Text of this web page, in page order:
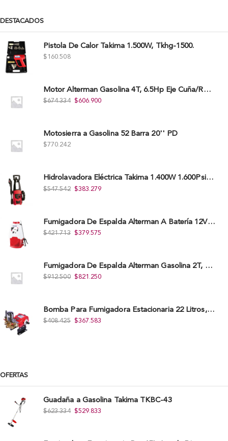
DESTACADOS
Pistola De Calor Takima 1.500W, Tkhg-1500.
$ 160.508
Motor Alterman Gasolina 4T, 6.5Hp Eje Cuña/Rosca 3/4", Xge65K.
$674.334 $606.900
Motosierra a Gasolina 52 Barra 20'' PD
$770.242
Hidrolavadora Eléctrica Takima 1.400W 1.600Psi, Tkepw-1600-A.
$547.542 $383.279
Fumigadora De Espalda Alterman A Baterí­a 12V/12Ah, 20Litros, Xkes20.
$421.713 $379.575
Fumigadora De Espalda Alterman Gasolina 2T, 26 Cc, Bomba Nylon Libre Mantenimiento, Tf900-A.
$912.500 $821.250
Bomba Para Fumigadora Estacionaria 22 Litros, Xp22-I.
$408.425 $367.583
OFERTAS
Guadaña a Gasolina Takima TKBC-43
$623.334 $529.833